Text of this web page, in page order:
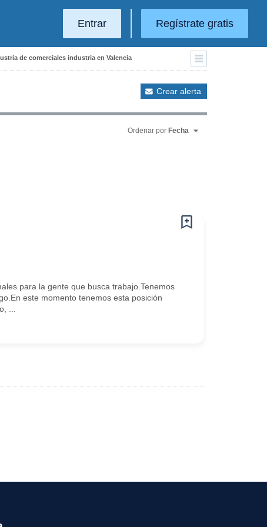
Entrar Regístrate gratis
de comerciales industria en Valencia
Crear alerta
Ordenar por Fecha
para la gente que busca trabajo.Tenemos
este momento tenemos esta posición
...